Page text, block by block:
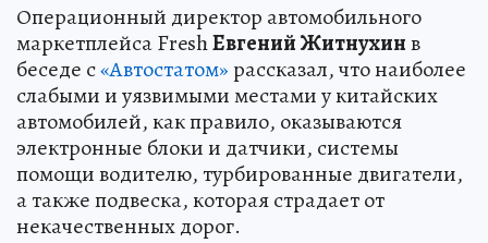
Операционный директор автомобильного
маркетплейса FreshЕвгений Житнухинв
беседе с«Автостатом»рассказал, что наиболее
слабыми и уязвимыми местами у китайских
автомобилей, как правило, оказываются
электронные блоки и датчики, системы
помощи водителю, турбированные двигатели,
а также подвеска, которая страдает от
некачественных дорог.